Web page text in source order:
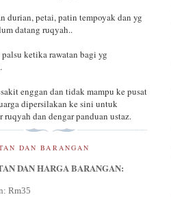
durian, petai, patin tempoyak dan yg
datang ruqyah..
ketika rawatan bagi yg
enggan dan tidak mampu ke pusat
dipersilakan ke sini untuk
ruqyah dan dengar panduan ustaz.
DAN BARANGAN
DAN HARGA BARANGAN:
Rm35